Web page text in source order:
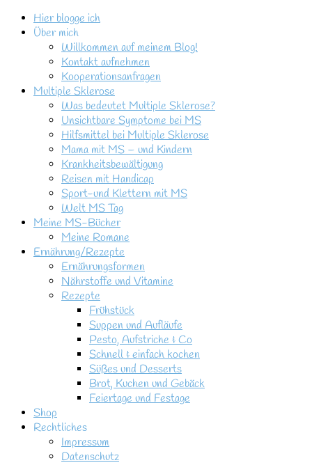
Hier blogge ich
Über mich
Willkommen auf meinem Blog!
Kontakt aufnehmen
Kooperationsanfragen
Multiple Sklerose
Was bedeutet Multiple Sklerose?
Unsichtbare Symptome bei MS
Hilfsmittel bei Multiple Sklerose
Mama mit MS – und Kindern
Krankheitsbewältigung
Reisen mit Handicap
Sport-und Klettern mit MS
Welt MS Tag
Meine MS-Bücher
Meine Romane
Ernährung/Rezepte
Ernährungsformen
Nährstoffe und Vitamine
Rezepte
Frühstück
Suppen und Aufläufe
Pesto, Aufstriche & Co
Schnell & einfach kochen
Süßes und Desserts
Brot, Kuchen und Gebäck
Feiertage und Festage
Shop
Rechtliches
Impressum
Datenschutz